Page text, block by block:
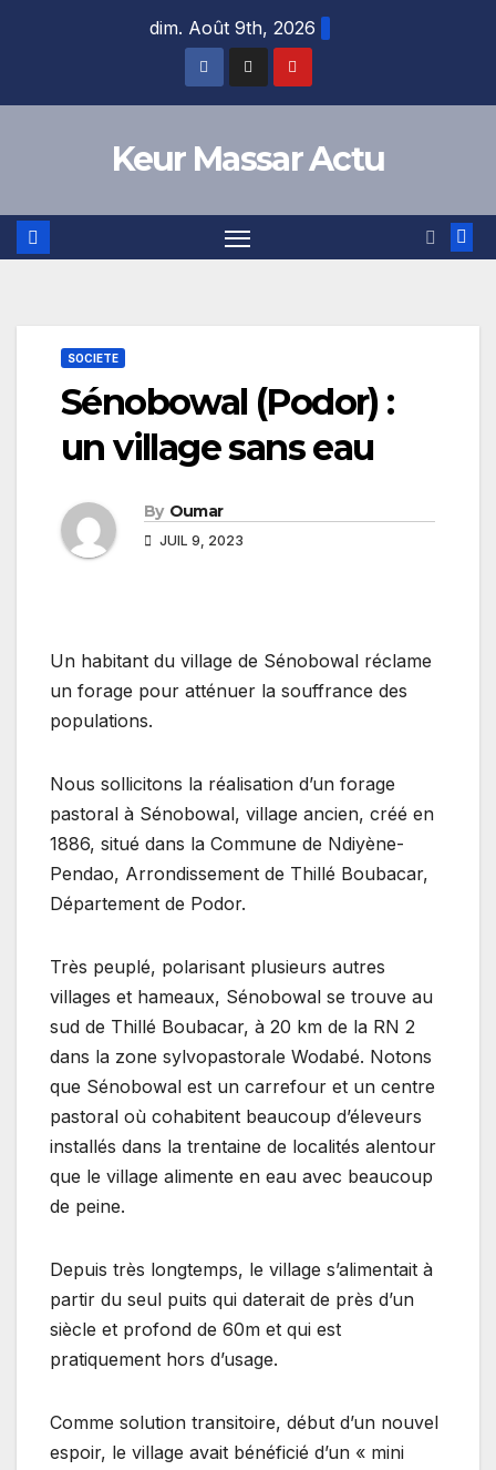
dim. Août 9th, 2026
Keur Massar Actu
SOCIETE
Sénobowal (Podor) :
un village sans eau
By Oumar
JUIL 9, 2023
Un habitant du village de Sénobowal réclame
un forage pour atténuer la souffrance des
populations.
Nous sollicitons la réalisation d’un forage
pastoral à Sénobowal, village ancien, créé en
1886, situé dans la Commune de Ndiyène-
Pendao, Arrondissement de Thillé Boubacar,
Département de Podor.
Très peuplé, polarisant plusieurs autres
villages et hameaux, Sénobowal se trouve au
sud de Thillé Boubacar, à 20 km de la RN 2
dans la zone sylvopastorale Wodabé. Notons
que Sénobowal est un carrefour et un centre
pastoral où cohabitent beaucoup d’éleveurs
installés dans la trentaine de localités alentour
que le village alimente en eau avec beaucoup
de peine.
Depuis très longtemps, le village s’alimentait à
partir du seul puits qui daterait de près d’un
siècle et profond de 60m et qui est
pratiquement hors d’usage.
Comme solution transitoire, début d’un nouvel
espoir, le village avait bénéficié d’un « mini